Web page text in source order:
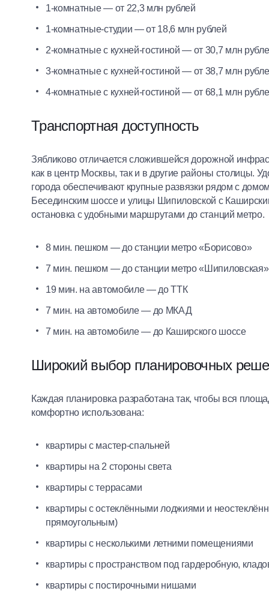
1-комнатные — от 22,3 млн рублей
1-комнатные-студии — от 18,6 млн рублей
2-комнатные с кухней-гостиной — от 30,7 млн
3-комнатные с кухней-гостиной — от 38,7 млн
4-комнатные с кухней-гостиной — от 68,1 млн
Транспортная доступность
Зябликово отличается сложившейся дорожной
как в центр Москвы, так и в другие районы столицы.
города обеспечивают крупные развязки рядом с
Бесединским шоссе и улицы Шипиловской с
остановка с удобными маршрутами до станций метро.
8 мин. пешком — до станции метро «Борисово»
7 мин. пешком — до станции метро «Шипиловская»
19 мин. на автомобиле — до ТТК
7 мин. на автомобиле — до МКАД
7 мин. на автомобиле — до Каширского шоссе
Широкий выбор планировочных
Каждая планировка разработана так, чтобы вся
комфортно использована:
квартиры с мастер-спальней
квартиры на 2 стороны света
квартиры с террасами
квартиры с остеклёнными лоджиями и
прямоугольным)
квартиры с несколькими летними помещениями
квартиры с пространством под гардеробную,
квартиры с постирочными нишами